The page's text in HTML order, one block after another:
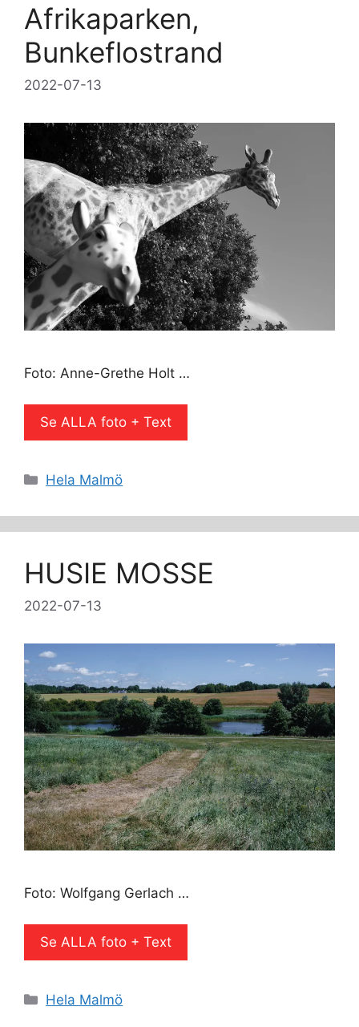
Afrikaparken,
Bunkeflostrand
2022-07-13
Foto: Anne-Grethe Holt …
Se ALLA foto + Text
Kategorier
Hela Malmö
HUSIE MOSSE
2022-07-13
Foto: Wolfgang Gerlach …
Se ALLA foto + Text
Kategorier
Hela Malmö